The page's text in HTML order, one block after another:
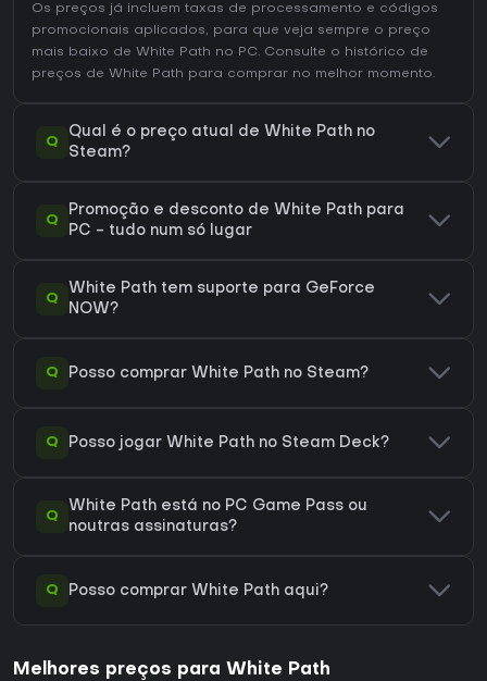
Os preços já incluem taxas de processamento e códigos
promocionais aplicados, para que veja sempre o preço
mais baixo de White Path no PC. Consulte o histórico de
preços de White Path para comprar no melhor momento.
Q
Qual é o preço atual de White Path no
Steam?
Q
Promoção e desconto de White Path para
PC - tudo num só lugar
Q
White Path tem suporte para GeForce
NOW?
Q Posso comprar White Path no Steam?
Q Posso jogar White Path no Steam Deck?
Q
White Path está no PC Game Pass ou
noutras assinaturas?
Q Posso comprar White Path aqui?
Melhores preços para White Path